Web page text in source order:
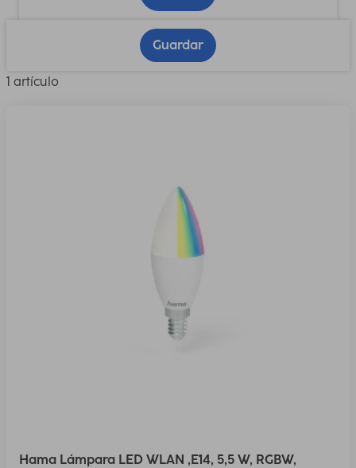
Guardar
1 artículo
Hama Lámpara LED WLAN ,E14, 5,5 W, RGBW,